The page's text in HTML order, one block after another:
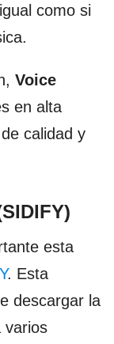
como si
Voice
en alta
calidad y
esta
. Esta
descargar la
varios